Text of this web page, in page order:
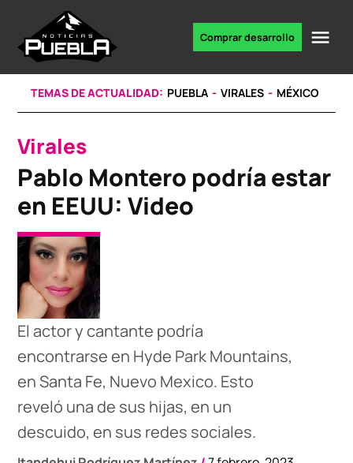
content
noticias
Comprar desarrollo
TEMAS DE ACTUALIDAD: PUEBLA VIRALES MÉXICO
POSTED
IN
Virales
Pablo Montero podría estar
en EEUU: Video
El actor y cantante podría
encontrarse en Hyde Park Mountains,
en Santa Fe, Nuevo Mexico. Esto
reveló una de sus hijas, en un
descuido, en sus redes sociales.